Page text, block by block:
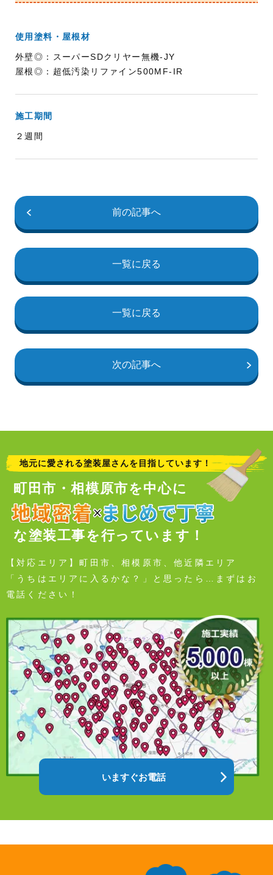
使用塗料・屋根材
外壁◎：スーパーSDクリヤー無機-JY
屋根◎：超低汚染リファイン500MF-IR
施工期間
２週間
前の記事へ
一覧に戻る
一覧に戻る
次の記事へ
地元に愛される塗装屋さんを目指しています！
町田市・相模原市を中心に
な塗装工事を行っています！
【対応エリア】町田市、相模原市、他近隣エリア
「うちはエリアに入るかな？」と思ったら…まずはお
電話ください！
いますぐお電話